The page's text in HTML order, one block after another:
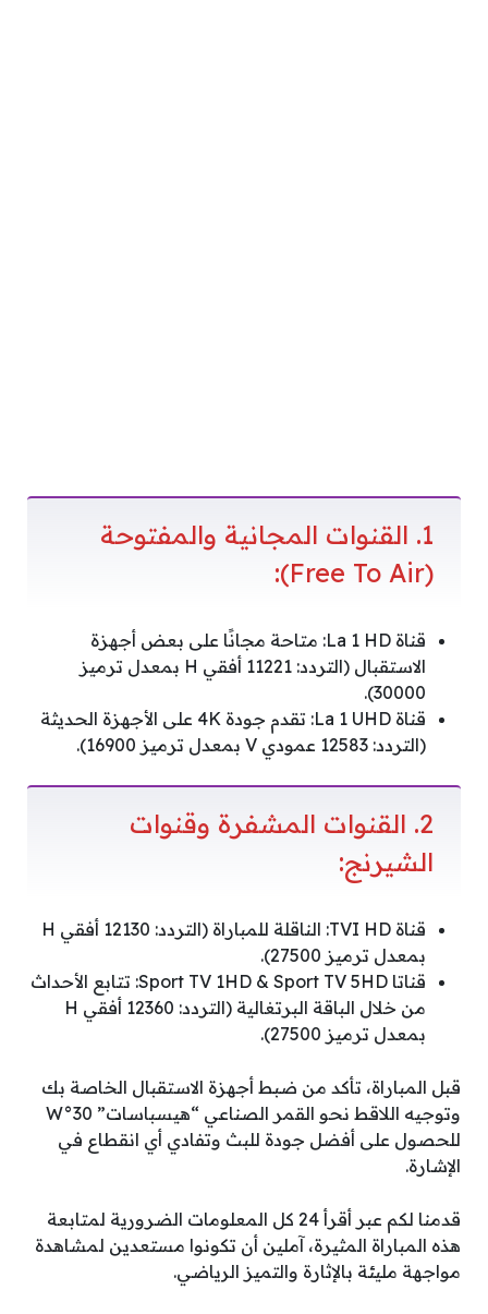
1. القنوات المجانية والمفتوحة
(Free To Air):
قناة La 1 HD: متاحة مجانًا على بعض أجهزة
الاستقبال (التردد: 11221 أفقي H بمعدل ترميز
30000).
قناة La 1 UHD: تقدم جودة 4K على الأجهزة الحديثة
(التردد: 12583 عمودي V بمعدل ترميز 16900).
2. القنوات المشفرة وقنوات
الشيرنج:
قناة TVI HD: الناقلة للمباراة (التردد: 12130 أفقي H
بمعدل ترميز 27500).
قناتا Sport TV 1HD & Sport TV 5HD: تتابع الأحداث
من خلال الباقة البرتغالية (التردد: 12360 أفقي H
بمعدل ترميز 27500).
قبل المباراة، تأكد من ضبط أجهزة الاستقبال الخاصة بك
وتوجيه اللاقط نحو القمر الصناعي “هيسباسات” 30°W
للحصول على أفضل جودة للبث وتفادي أي انقطاع في
الإشارة.
قدمنا لكم عبر أقرأ 24 كل المعلومات الضرورية لمتابعة
هذه المباراة المثيرة، آملين أن تكونوا مستعدين لمشاهدة
مواجهة مليئة بالإثارة والتميز الرياضي.